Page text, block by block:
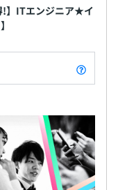
される技術講座
に学ぶ」をコンセ
押しを目的に実施
いて取得費用を補
ア5割
援制度 ・キャリ
!】ITエンジニア★イ